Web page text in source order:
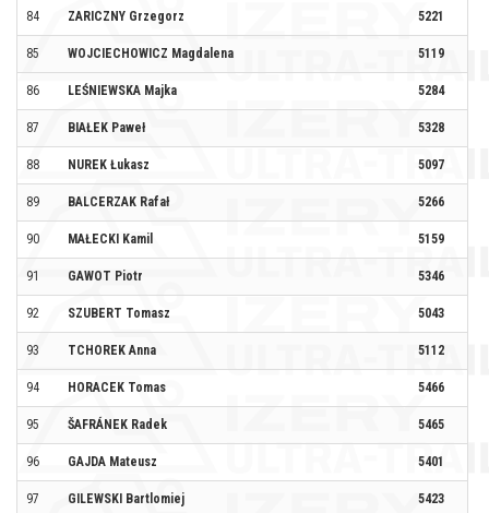
84 ZARICZNY Grzegorz 5221
85 WOJCIECHOWICZ Magdalena 5119
86 LEŚNIEWSKA Majka 5284
87 BIAŁEK Paweł 5328
88 NUREK Łukasz 5097
89 BALCERZAK Rafał 5266
90 MAŁECKI Kamil 5159
91 GAWOT Piotr 5346
92 SZUBERT Tomasz 5043
93 TCHOREK Anna 5112
94 HORACEK Tomas 5466
95 ŠAFRÁNEK Radek 5465
96 GAJDA Mateusz 5401
97 GILEWSKI Bartlomiej 5423